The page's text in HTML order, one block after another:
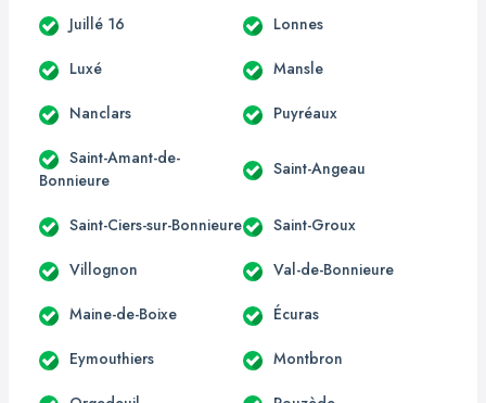
Juillé 16 Lonnes
Luxé Mansle
Nanclars Puyréaux
Saint-Amant-de-
Bonnieure
Saint-Angeau
Saint-Ciers-sur-Bonnieure Saint-Groux
Villognon Val-de-Bonnieure
Maine-de-Boixe Écuras
Eymouthiers Montbron